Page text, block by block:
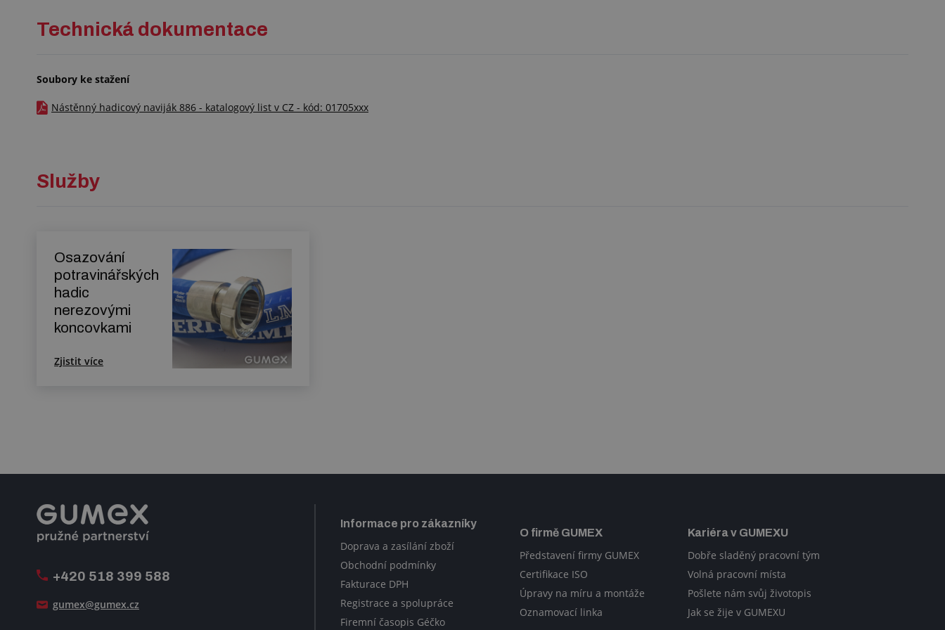
Technická dokumentace
Soubory ke stažení
Nástěnný hadicový naviják 886 - katalogový list v CZ - kód: 01705xxx
Služby
Osazování
potravinářských
hadic
nerezovými
koncovkami
Zjistit více
+420 518 399 588
gumex@gumex.cz
Informace pro zákazníky
Doprava a zasílání zboží
Obchodní podmínky
Fakturace DPH
Registrace a spolupráce
Firemní časopis Géčko
O firmě GUMEX
Představení firmy GUMEX
Certifikace ISO
Úpravy na míru a montáže
Oznamovací linka
Kariéra v GUMEXU
Dobře sladěný pracovní tým
Volná pracovní místa
Pošlete nám svůj životopis
Jak se žije v GUMEXU